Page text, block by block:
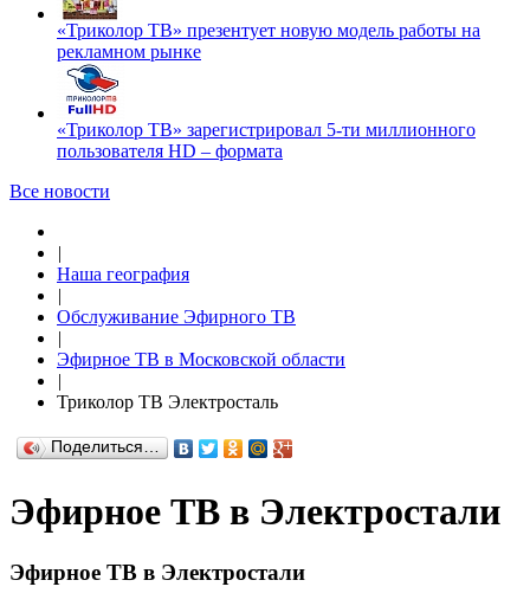
«Триколор ТВ» презентует новую модель работы на
рекламном рынке
«Триколор ТВ» зарегистрировал 5-ти миллионного
пользователя HD – формата
Все новости
|
Наша география
|
Обслуживание Эфирного ТВ
|
Эфирное ТВ в Московской области
|
Триколор ТВ Электросталь
Поделиться…
Эфирное ТВ в Электростали
Эфирное ТВ в Электростали